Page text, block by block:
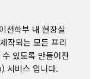
션학부 내 현장실
작되는 모든 프리
있도록 만들어진
서비스 입니다.